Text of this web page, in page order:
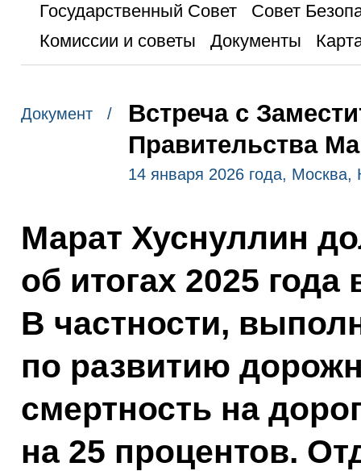
Государственный Совет
Совет
Комиссии и советы
Документы
Документ /
Встреча с
Правительства
14 января 2026 года, Москва,
Марат Хуснуллин
об итогах 2025
В частности,
по развитию
смертность на
на 25 процентов.